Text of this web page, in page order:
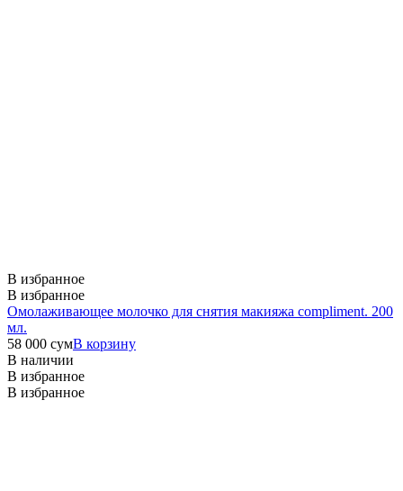
В избранное
В избранное
Омолаживающее молочко для снятия макияжа compliment. 200
мл.
58 000 сумВ корзину
В наличии
В избранное
В избранное